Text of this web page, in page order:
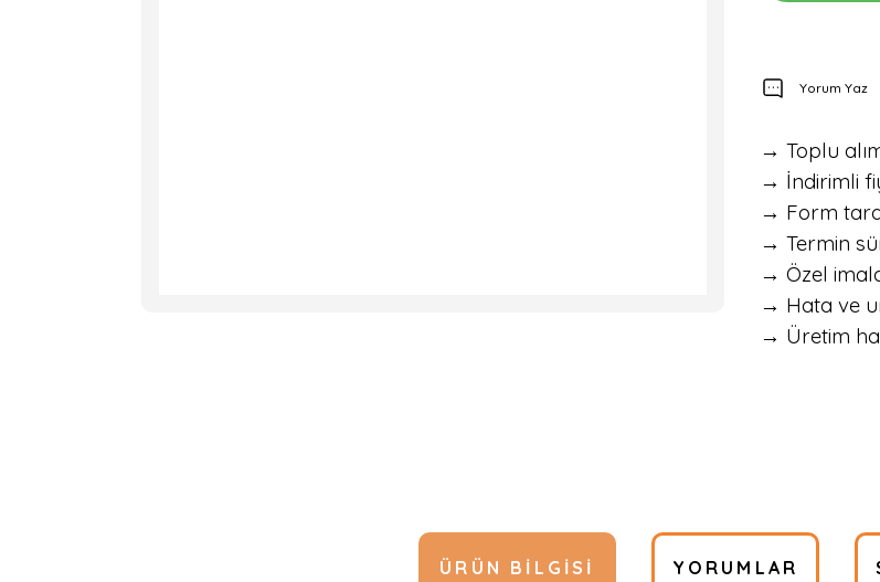
Yorum Yaz
→ Toplu
→ İndirimli
→ Form
→ Termin
→ Özel
→ Hata ve
→ Üretim
ÜRÜN BILGISI YORUMLAR